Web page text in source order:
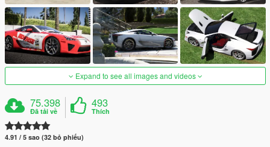
Expand to see all images and videos
75.398
Đã tải về
493
Thích
4.91 / 5 sao (32 bỏ phiếu)